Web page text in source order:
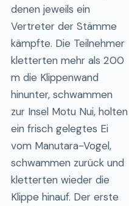
denen jeweils ein
Vertreter der Stämme
kämpfte. Die Teilnehmer
kletterten mehr als 200
m die Klippenwand
hinunter, schwammen
zur Insel Motu Nui, holten
ein frisch gelegtes Ei
vom Manutara-Vogel,
schwammen zurück und
kletterten wieder die
Klippe hinauf. Der erste